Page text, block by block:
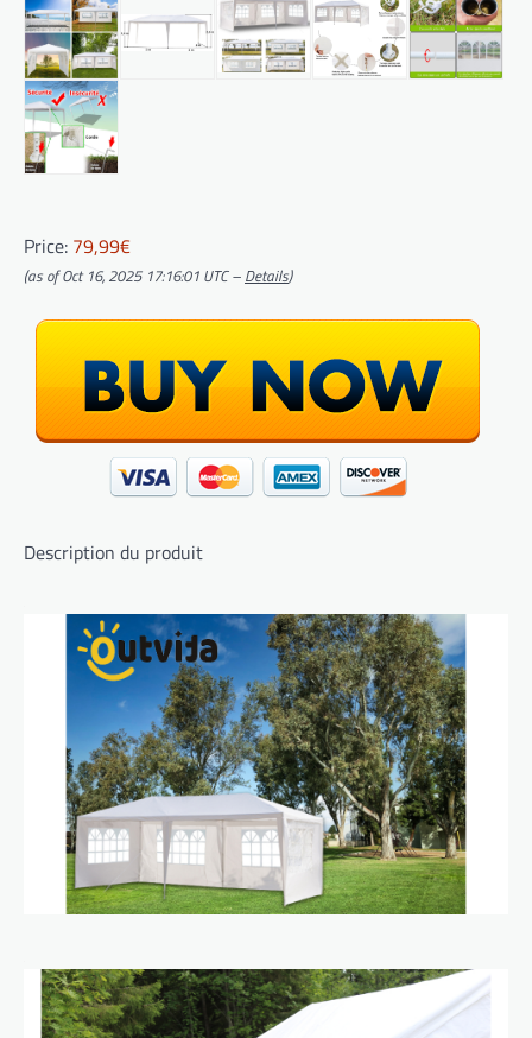
Price: 79,99€
(as of Oct 16, 2025 17:16:01 UTC – Details)
Description du produit